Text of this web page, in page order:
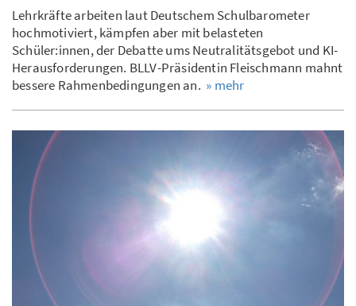
Lehrkräfte arbeiten laut Deutschem Schulbarometer
hochmotiviert, kämpfen aber mit belasteten
Schüler:innen, der Debatte ums Neutralitätsgebot und KI-
Herausforderungen. BLLV-Präsidentin Fleischmann mahnt
bessere Rahmenbedingungen an. » mehr